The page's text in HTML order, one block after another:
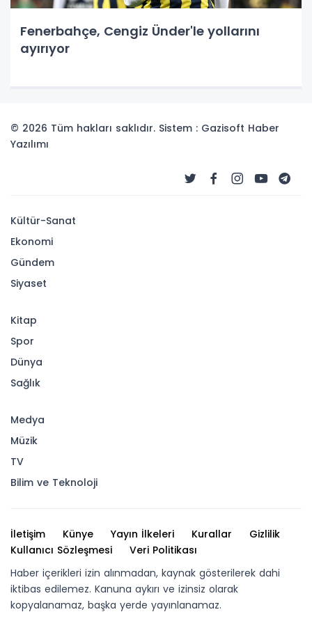
Fenerbahçe, Cengiz Ünder'le yollarını
ayırıyor
© 2026 Tüm hakları saklıdır. Sistem : Gazisoft Haber
Yazılımı
Kültür-Sanat
Ekonomi
Gündem
Siyaset
Kitap
Spor
Dünya
Sağlık
Medya
Müzik
TV
Bilim ve Teknoloji
İletişim Künye Yayın İlkeleri Kurallar
Gizlilik
Kullanıcı Sözleşmesi
Veri Politikası
Haber içerikleri izin alınmadan, kaynak gösterilerek dahi
iktibas edilemez. Kanuna aykırı ve izinsiz olarak
kopyalanamaz, başka yerde yayınlanamaz.